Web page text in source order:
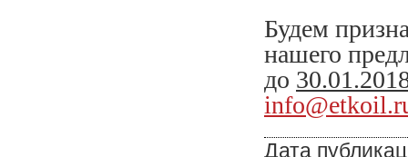
Будем
нашего
до
info@etkoil.
Дата